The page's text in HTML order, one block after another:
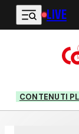
Vai al contenuto
LIVE
CONTENUTI